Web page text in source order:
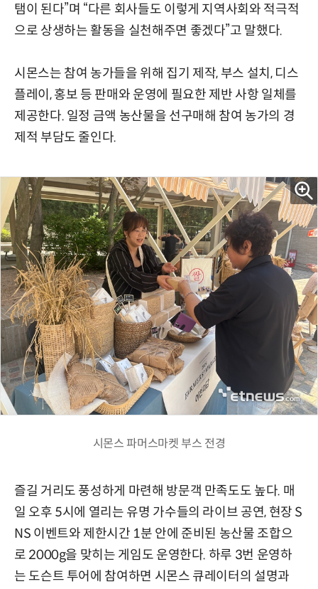
탬이 된다”며 “다른 회사들도 이렇게 지역사회와 적극적
으로 상생하는 활동을 실천해주면 좋겠다”고 말했다.
시몬스는 참여 농가들을 위해 집기 제작, 부스 설치, 디스
플레이, 홍보 등 판매와 운영에 필요한 제반 사항 일체를
제공한다. 일정 금액 농산물을 선구매해 참여 농가의 경
제적 부담도 줄인다.
시몬스 파머스마켓 부스 전경
즐길 거리도 풍성하게 마련해 방문객 만족도도 높다. 매
일 오후 5시에 열리는 유명 가수들의 라이브 공연, 현장 S
NS 이벤트와 제한시간 1분 안에 준비된 농산물 조합으
로 2000g을 맞히는 게임도 운영한다. 하루 3번 운영하
는 도슨트 투어에 참여하면 시몬스 큐레이터의 설명과